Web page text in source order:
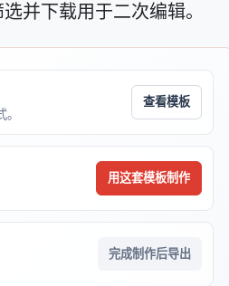
并下载用于二次编辑。
查看模板
用这套模板制作
完成制作后导出